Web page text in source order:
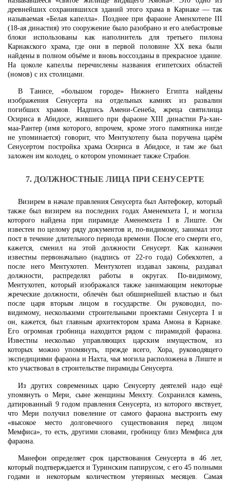
древнейших сохранившихся зданий этого храма в Карнаке — так
называемая «Белая капелла». Позднее при фараоне Аменхотепе III
(18-ая династия) это сооружение было разобрано и его алебастровые
блоки использованы как наполнитель для третьего пилона
Карнакского храма, где они в первой половине XX века были
найдены в полном объёме и вновь воссозданы в прекрасное здание.
На цоколе капеллы перечислены названия египетских областей
(номов) с их столицами.
В Танисе, «большом городе» Нижнего Египта найдены
изображения Сенусерта на отдельных камнях из развалин
погибших храмов. Надпись Амени-Сенеба, жреца святилища
Осириса в Абидосе, жившего при фараоне XIII династии Ра-хан-
маа-Рантер (имя которого, впрочем, кроме этого памятника нигде
не упоминается) говорит, что Ментухотепу была поручена царём
Сенусертом постройка храма Осириса в Абидосе, и там же был
заложен им колодец, о котором упоминает также Страбон.
7. ДОЛЖНОСТНЫЕ ЛИЦА ПРИ СЕНУСЕРТЕ
Визирем в начале правления Сенусерта был Антефокер, который
также был визирем на последних годах Аменемхета I, и могила
которого найдена при пирамиде Аменемхета I в Лиште. Он
известен по целому ряду документов и, по-видимому, занимал этот
пост в течение длительного периода времени. После его смерти его,
кажется, сменил на этой должности Сенусерт. Как казначеи
известны первоначально (надпись от 22-го года) Собекхотеп, а
после него Ментухотеп. Ментухотеп издавал законы, раздавал
должности, распределял работы в округах. По-видимому,
Ментухотеп, который изображался также занимающим некоторые
жреческие должности, облечён был обширнейшей властью и был
после царя вторым лицом в государстве. Он руководил, по-
видимому, несколькими строительными проектами Сенусерта I и
он, кажется, был главным архитектором храма Амона в Карнаке.
Его огромная гробница находится рядом с пирамидой фараона.
Известны несколько управляющих царским имуществом, из
которых можно упомянуть, прежде всего, Хора, руководящего
экспедициями фараона и Нахта, чья могила расположена в Лиште и
кто участвовал в строительстве пирамиды Сенусерта.
Из других современных царю Сенусерту деятелей надо ещё
упомянуть о Мери, сыне женщины Менхту. Сохранился камень,
датированный 9 годом правления Сенусерта, из которого явствует,
что Мери получил повеление от самого фараона выстроить ему
«высокое место долговечного существования перед лицом
Мемфиса», то есть, другими словами, гробницу близ Мемфиса для
фараона.
Манефон определяет срок царствования Сенусерта в 46 лет,
который подтверждается и Туринским папирусом, с его 45 полными
годами и некоторым количеством утерянных месяцев. Самая